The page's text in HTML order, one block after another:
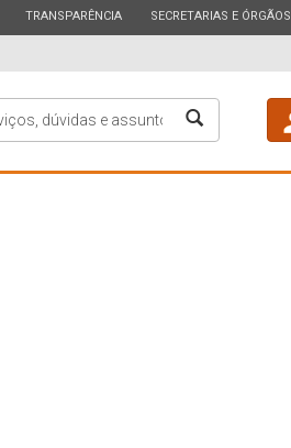
ESTADO
TRANSPARÊNCIA ESTADO
SECRETARIAS E ÓRGÃOS
Buscar